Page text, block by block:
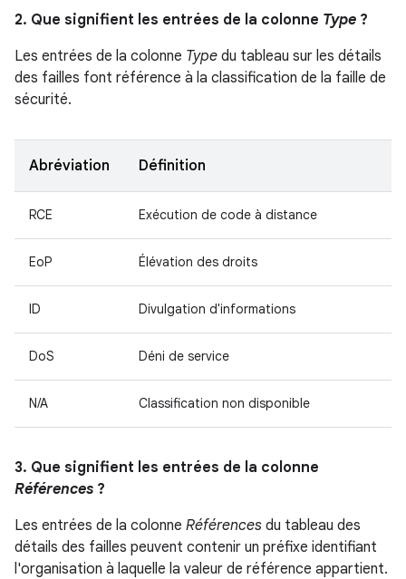
2. Que signifient les entrées de la colonne Type ?
Les entrées de la colonne Type du tableau sur les détails
des failles font référence à la classification de la faille de
sécurité.
Abréviation Définition
RCE Exécution de code à distance
EoP Élévation des droits
ID Divulgation d'informations
DoS Déni de service
N/A Classification non disponible
3. Que signifient les entrées de la colonne
Références ?
Les entrées de la colonne Références du tableau des
détails des failles peuvent contenir un préfixe identifiant
l'organisation à laquelle la valeur de référence appartient.